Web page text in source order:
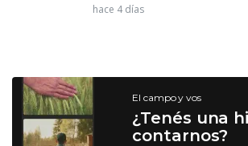
hace 4 días
El campo y vos
¿Tenés una
contarnos?